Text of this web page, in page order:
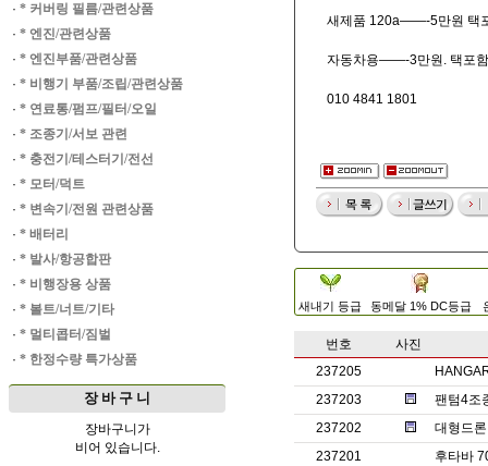
· * 커버링 필름/관련상품
· * 엔진/관련상품
· * 엔진부품/관련상품
· * 비행기 부품/조립/관련상품
· * 연료통/펌프/필터/오일
· * 조종기/서보 관련
· * 충전기/테스터기/전선
· * 모터/덕트
· * 변속기/전원 관련상품
· * 배터리
· * 발사/항공합판
· * 비행장용 상품
· * 볼트/너트/기타
· * 멀티콥터/짐벌
· * 한정수량 특가상품
장 바 구 니
장바구니가
비어 있습니다.
새제품 120a——-5만원 택
자동차용——-3만원. 택포함
010 4841 1801
새내기 등급 동메달 1% DC등급
번호
사진
237205
237203
팬텀4조
237202
대형드
237201
후타바